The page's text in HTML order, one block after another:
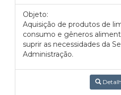
Objeto:
Aquisição de produtos de
consumo e gêneros
suprir as necessidades da
Administração.